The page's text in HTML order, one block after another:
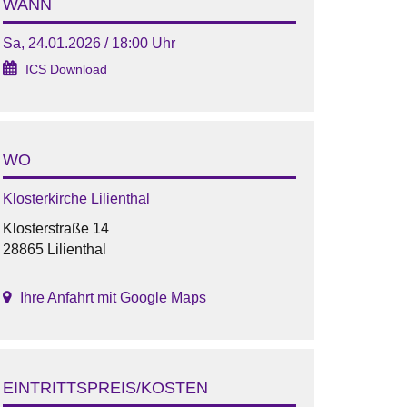
WANN
Sa, 24.01.2026 / 18:00 Uhr
ICS Download
WO
Klosterkirche Lilienthal
Klosterstraße 14
28865 Lilienthal
Ihre Anfahrt mit Google Maps
EINTRITTSPREIS/KOSTEN